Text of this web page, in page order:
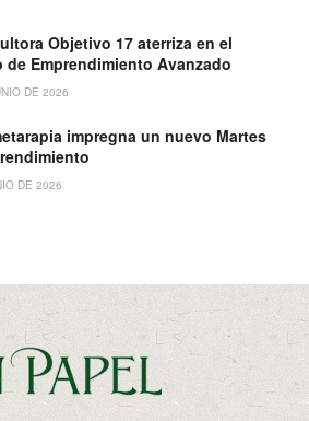
Objetivo 17 aterriza en el
Emprendimiento Avanzado
DE 2026
impregna un nuevo Martes
DE 2026